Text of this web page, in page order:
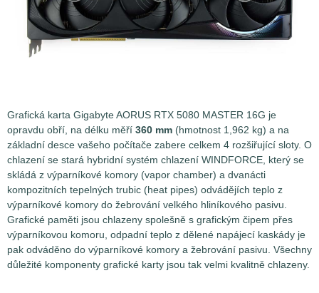
Grafická karta Gigabyte AORUS RTX 5080 MASTER 16G je
opravdu obří, na délku měří 360 mm (hmotnost 1,962 kg) a na
základní desce vašeho počítače zabere celkem 4 rozšiřující sloty. O
chlazení se stará hybridní systém chlazení WINDFORCE, který se
skládá z výparníkové komory (vapor chamber) a dvanácti
kompozitních tepelných trubic (heat pipes) odvádějích teplo z
výparníkové komory do žebrování velkého hliníkového pasivu.
Grafické paměti jsou chlazeny spolešně s grafickým čipem přes
výparníkovou komoru, odpadní teplo z dělené napájecí kaskády je
pak odváděno do výparníkové komory a žebrování pasivu. Všechny
důležité komponenty grafické karty jsou tak velmi kvalitně chlazeny.